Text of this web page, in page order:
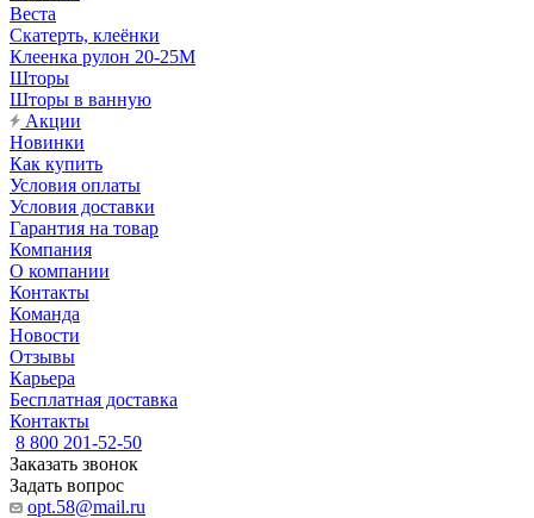
Веста
Скатерть, клеёнки
Клеенка рулон 20-25М
Шторы
Шторы в ванную
Акции
Новинки
Как купить
Условия оплаты
Условия доставки
Гарантия на товар
Компания
О компании
Контакты
Команда
Новости
Отзывы
Карьера
Бесплатная доставка
Контакты
8 800 201-52-50
Заказать звонок
Задать вопрос
opt.58@mail.ru